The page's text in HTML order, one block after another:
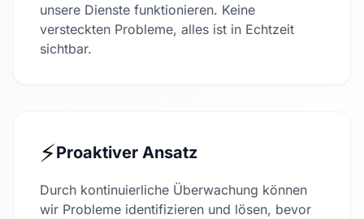
unsere Dienste funktionieren. Keine
versteckten Probleme, alles ist in Echtzeit
sichtbar.
⚡Proaktiver Ansatz
Durch kontinuierliche Überwachung können
wir Probleme identifizieren und lösen, bevor